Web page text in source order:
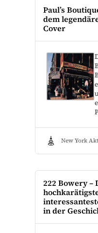
Paul’s
dem
Cover
New York
222 Bowery –
in der